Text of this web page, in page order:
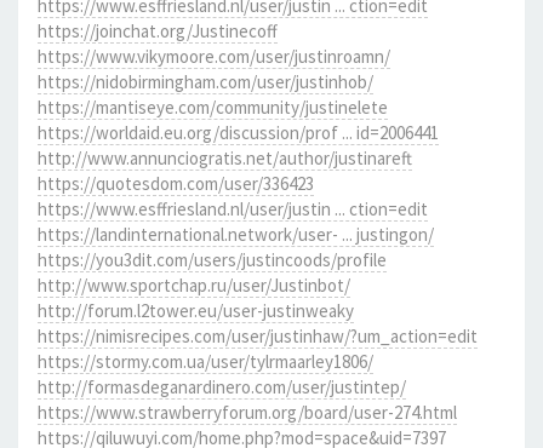
https://www.esffriesland.nl/user/justin ... ction=edit
https://joinchat.org/Justinecoff
https://www.vikymoore.com/user/justinroamn/
https://nidobirmingham.com/user/justinhob/
https://mantiseye.com/community/justinelete
https://worldaid.eu.org/discussion/prof ... id=2006441
http://www.annunciogratis.net/author/justinareft
https://quotesdom.com/user/336423
https://www.esffriesland.nl/user/justin ... ction=edit
https://landinternational.network/user- ... justingon/
https://you3dit.com/users/justincoods/profile
http://www.sportchap.ru/user/Justinbot/
http://forum.l2tower.eu/user-justinweaky
https://nimisrecipes.com/user/justinhaw/?um_action=edit
https://stormy.com.ua/user/tylrmaarley1806/
http://formasdeganardinero.com/user/justintep/
https://www.strawberryforum.org/board/user-274.html
https://qiluwuyi.com/home.php?mod=space&uid=7397